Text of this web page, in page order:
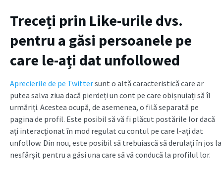
Treceți prin Like-urile dvs.
pentru a găsi persoanele pe
care le-ați dat unfollowed
Aprecierile de pe Twittersunt o altă caracteristică care ar
putea salva ziua dacă pierdeți un cont pe care obișnuiați să îl
urmăriți. Acestea ocupă, de asemenea, o filă separată pe
pagina de profil. Este posibil să vă fi plăcut postările lor dacă
ați interacționat în mod regulat cu contul pe care l-ați dat
unfollow. Din nou, este posibil să trebuiască să derulați în jos la
nesfârșit pentru a găsi una care să vă conducă la profilul lor.